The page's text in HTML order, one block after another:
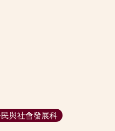
與社會發展科